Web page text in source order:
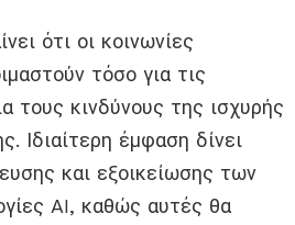
ότι οι κοινωνίες
τόσο για τις
τους κινδύνους της ισχυρής
Ιδιαίτερη έμφαση δίνει
και εξοικείωσης των
AI, καθώς αυτές θα